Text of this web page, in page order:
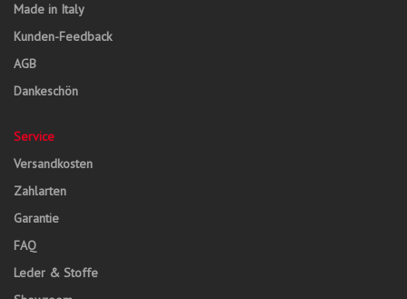
Made in Italy
Kunden-Feedback
AGB
Dankeschön
Service
Versandkosten
Zahlarten
Garantie
FAQ
Leder & Stoffe